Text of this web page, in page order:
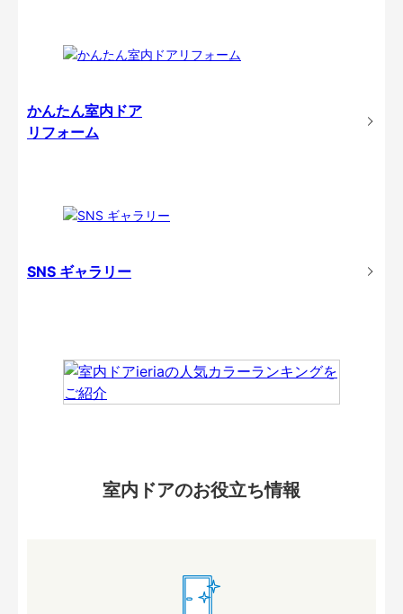
かんたん室内ドア
リフォーム
SNS ギャラリー
室内ドアのお役立ち情報